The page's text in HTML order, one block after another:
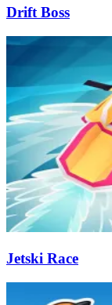
Drift Boss
Jetski Race